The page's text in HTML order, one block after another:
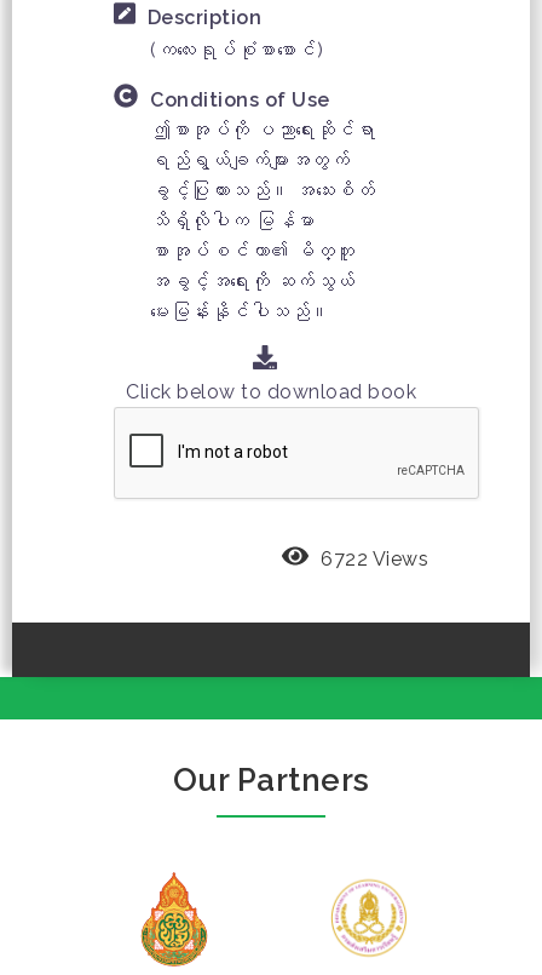
Description
(ကလေးရုပ်စုံစာစောင်)
Conditions of Use
ဤစာအုပ်ကို ပညာရေးဆိုင်ရာ
ရည်ရွယ်ချက်များအတွက်
ခွင့်ပြုထားသည်။ အသေးစိတ်
သိရှိလိုပါက မြန်မာ
စာအုပ်စင်တာ၏ မိတ္တူ
အခွင့်အရေးကို ဆက်သွယ်
မေးမြန်းနိုင်ပါသည်။
Click below to download book
6722 Views
Our Partners